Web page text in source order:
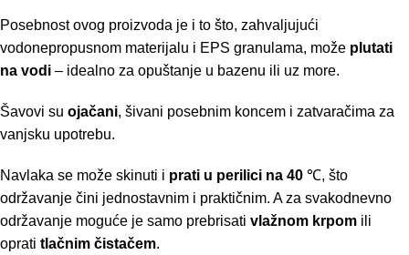
Posebnost ovog proizvoda je i to što, zahvaljujući
vodonepropusnom materijalu i EPS granulama, može plutati
na vodi – idealno za opuštanje u bazenu ili uz more.
Šavovi su ojačani, šivani posebnim koncem i zatvaračima za
vanjsku upotrebu.
Navlaka se može skinuti i prati u perilici na 40 ℃, što
održavanje čini jednostavnim i praktičnim. A za svakodnevno
održavanje moguće je samo prebrisati vlažnom krpom ili
oprati tlačnim čistačem.